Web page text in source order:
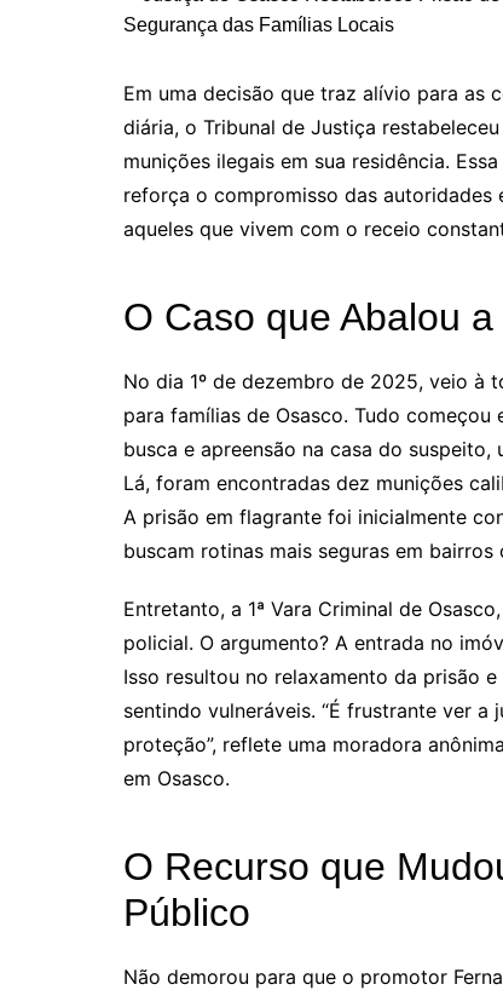
Em uma decisão que traz alívio para as
diária, o Tribunal de Justiça
munições ilegais em sua residência.
reforça o compromisso das
aqueles que vivem com o receio
O Caso que Abalou
No dia 1º de dezembro de 2025, veio à
para famílias de Osasco. Tudo
busca e apreensão na casa do
Lá, foram encontradas dez munições
A prisão em flagrante foi inicialmente
buscam rotinas mais seguras em
Entretanto, a 1ª Vara Criminal de
policial. O argumento? A entrada no
Isso resultou no relaxamento da prisão
sentindo vulneráveis. “É frustrante ver
proteção”, reflete uma moradora
em Osasco.
O Recurso que
Público
Não demorou para que o promotor